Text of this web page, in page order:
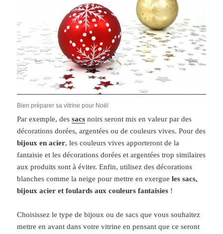
Bien préparer sa vitrine pour Noël
Par exemple, dessacs noirs seront mis en valeur par des
décorations dorées, argentées ou de couleurs vives. Pour des
bijoux en acier, les couleurs vives apporteront de la
fantaisie et les décorations dorées et argentées trop similaires
aux produits sont à éviter. Enfin, utilisez des décorations
blanches comme la neige pour mettre en exergueles sacs,
bijoux acier et foulards aux couleurs fantaisies !
Choisissez le type de bijoux ou de sacs que vous souhaitez
mettre en avant dans votre vitrine en pensant que ce seront